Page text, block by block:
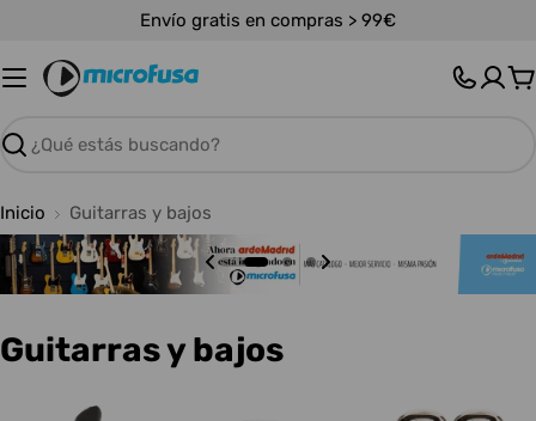
contenido
Envío gratis en compras > 99€
Buscar
Inicio Guitarras y bajos
C
Guitarras y bajos